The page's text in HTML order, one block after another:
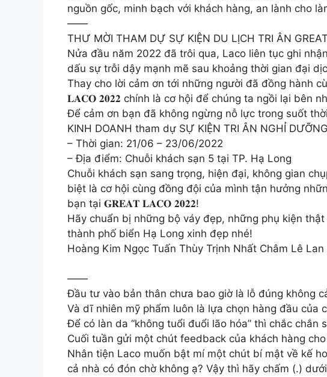
nguồn gốc, minh bạch với khách hàng, an lành cho
——
THƯ MỜI THAM DỰ SỰ KIỆN DU LỊCH TRI ÂN
Nửa đầu năm 2022 đã trôi qua, Laco liên tục ghi
dấu sự trỗi dậy mạnh mẽ sau khoảng thời gian đại
Thay cho lời cảm ơn tới những người đã đồng hành
𝐋𝐀𝐂𝐎 𝟐𝟎𝟐𝟐 chính là cơ hội để chúng ta ngồi lại bên
Để cảm ơn bạn đã không ngừng nỗ lực trong suốt
KINH DOANH tham dự SỰ KIỆN TRI ÂN NGHỈ
– Thời gian: 21/06 – 23/06/2022
– Địa điểm: Chuỗi khách sạn 5 tại TP. Hạ Long
Chuỗi khách sạn sang trọng, hiện đại, không gian
biệt là cơ hội cùng đồng đội của mình tận hưởng
bạn tại 𝐆𝐑𝐄𝐀𝐓 𝐋𝐀𝐂𝐎 𝟐𝟎𝟐𝟐!
Hãy chuẩn bị những bộ váy đẹp, những phụ kiện
thành phố biển Hạ Long xinh đẹp nhé!
Hoàng Kim Ngọc Tuấn Thùy Trịnh Nhất Châm Lê
——
Đầu tư vào bản thân chưa bao giờ là lỗ đúng không
Và dĩ nhiên mỹ phẩm luôn là lựa chọn hàng đầu của
Để có làn da “không tuổi đuổi lão hóa” thì chắc chắn
Cuối tuần gửi một chút feedback của khách hàng
Nhân tiện Laco muốn bật mí một chút bí mật về kế
cả nhà có đón chờ không ạ? Vậy thì hãy chấm (.)